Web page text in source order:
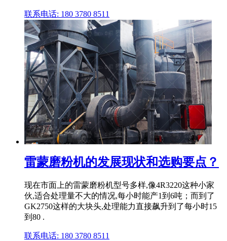
联系电话: 180 3780 8511
雷蒙磨粉机的发展现状和选购要点？
现在市面上的雷蒙磨粉机型号多样,像4R3220这种小家
伙,适合处理量不大的情况,每小时能产1到6吨；而到了
GK2750这样的大块头,处理能力直接飙升到了每小时15
到80 .
联系电话: 180 3780 8511